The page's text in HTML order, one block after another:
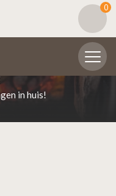
0
in huis!